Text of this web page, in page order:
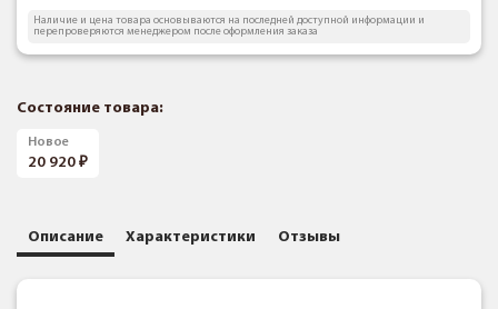
Наличие и цена товара основываются на последней доступной информации и
перепроверяются менеджером после оформления заказа
Состояние товара:
Новое
20 920
Описание Характеристики Отзывы